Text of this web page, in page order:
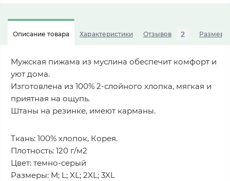
Описание товара Характеристики Отзывов 2
Мужская пижама из муслина обеспечит комфорт и
уют дома.
Изготовлена из 100% 2-слойного хлопка, мягкая и
приятная на ощупь.
Штаны на резинке, имеют карманы.
Ткань: 100% хлопок, Корея.
Плотность: 120 г/м2
Цвет: темно-серый
Размеры: M; L; XL; 2XL; 3XL